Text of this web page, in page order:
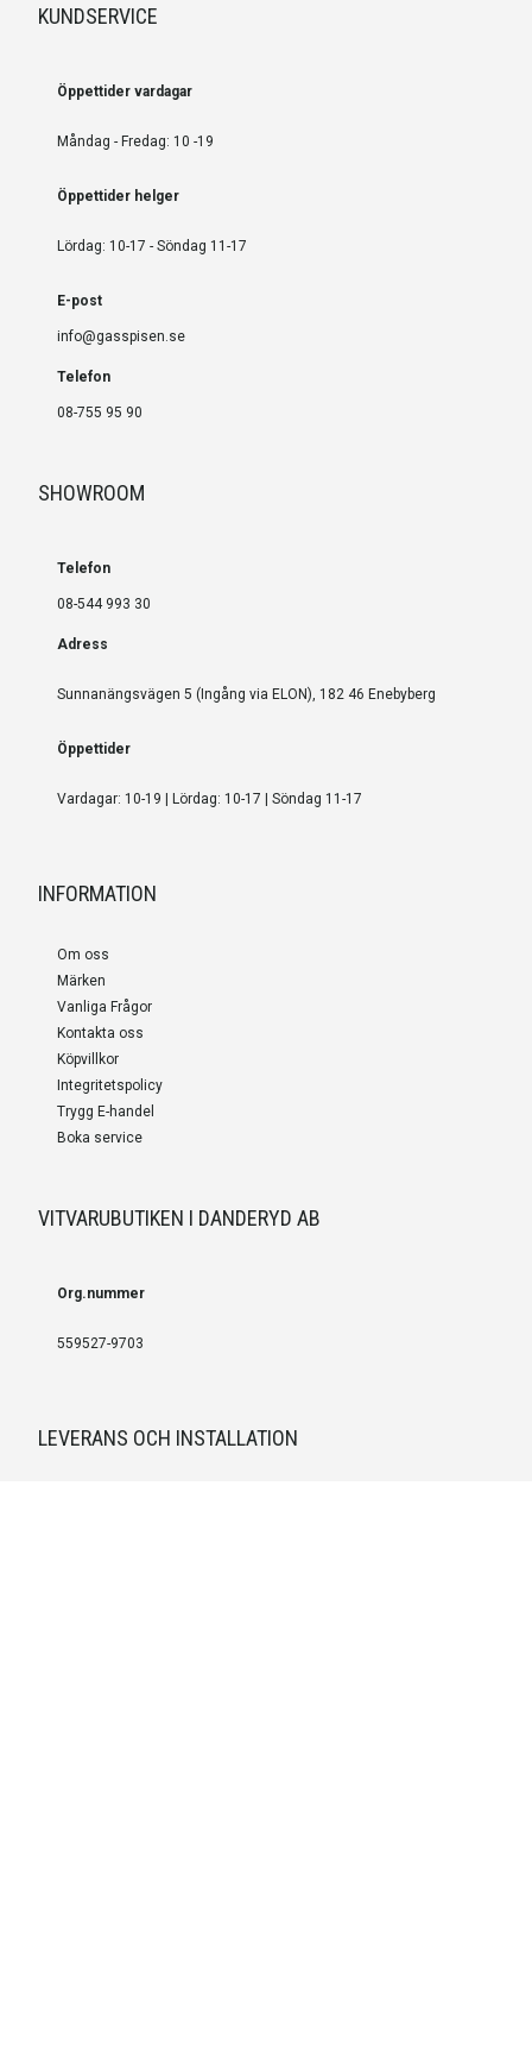
KUNDSERVICE
Öppettider vardagar
Måndag - Fredag: 10 -19
Öppettider helger
Lördag: 10-17 - Söndag 11-17
E-post
info@gasspisen.se
Telefon
08-755 95 90
SHOWROOM
Telefon
08-544 993 30
Adress
Sunnanängsvägen 5 (Ingång via ELON), 182 46 Enebyberg
Öppettider
Vardagar: 10-19 | Lördag: 10-17 | Söndag 11-17
INFORMATION
Om oss
Märken
Vanliga Frågor
Kontakta oss
Köpvillkor
Integritetspolicy
Trygg E-handel
Boka service
VITVARUBUTIKEN I DANDERYD AB
Org.nummer
559527-9703
LEVERANS OCH INSTALLATION